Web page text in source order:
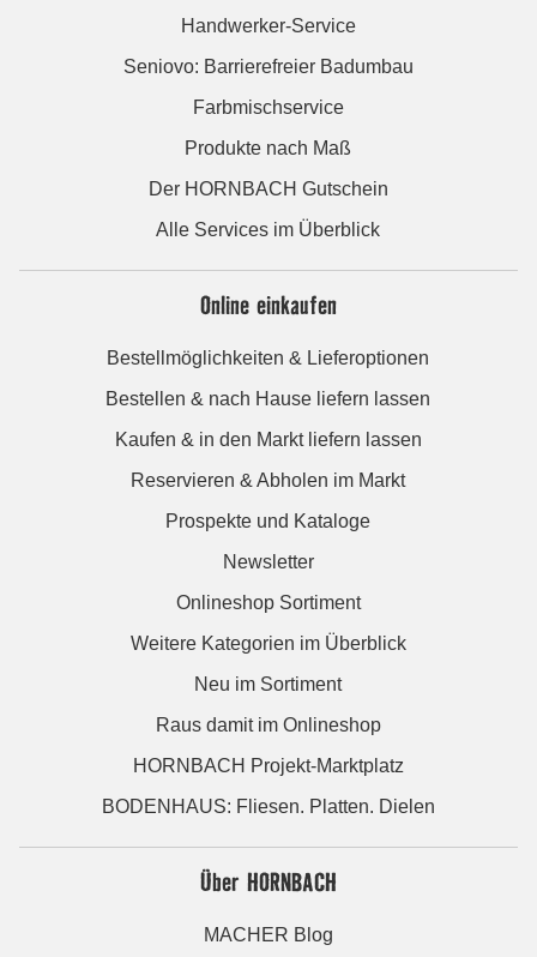
Handwerker-Service
Seniovo: Barrierefreier Badumbau
Farbmischservice
Produkte nach Maß
Der HORNBACH Gutschein
Alle Services im Überblick
Online einkaufen
Bestellmöglichkeiten & Lieferoptionen
Bestellen & nach Hause liefern lassen
Kaufen & in den Markt liefern lassen
Reservieren & Abholen im Markt
Prospekte und Kataloge
Newsletter
Onlineshop Sortiment
Weitere Kategorien im Überblick
Neu im Sortiment
Raus damit im Onlineshop
HORNBACH Projekt-Marktplatz
BODENHAUS: Fliesen. Platten. Dielen
Über HORNBACH
MACHER Blog